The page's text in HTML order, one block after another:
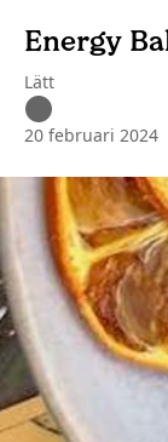
Energy
Lätt
20 februari 2024